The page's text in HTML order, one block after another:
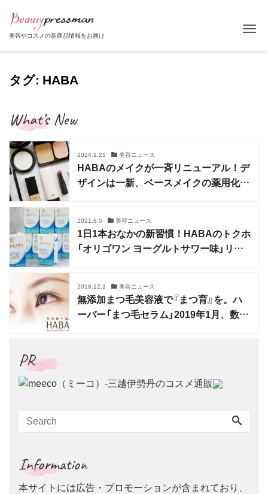
美容やコスメの新商品情報をお届け
タグ: HABA
What’s New
2024.1.21 美容ニュース
HABAのメイクが一斉リニューアル！デ
ザインは一新、ベースメイクの薬用化も
2021.8.5 美容ニュース
1日1本おなかの新習慣！HABAのトクホ
「オリゴワン ヨーグルトサワー味」リニ
2018.12.3 美容ニュース
無添加まつ毛美容液で『まつ育』を。ハ
ーバー「まつ毛セラム」2019年1月、数量
PR
Information
本サイトには広告・プロモーションが含まれており、